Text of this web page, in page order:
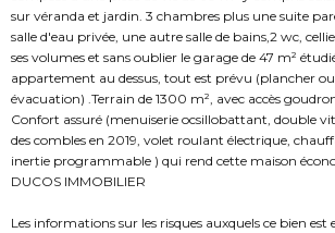
sur véranda et jardin. 3 chambres plus une suite
salle d'eau privée, une autre salle de bains,2 wc,
ses volumes et sans oublier le garage de 47 m²
appartement au dessus, tout est prévu (plancher
évacuation) .Terrain de 1300 m², avec accès
Confort assuré (menuiserie ocsillobattant, double
des combles en 2019, volet roulant électrique,
inertie programmable ) qui rend cette maison
DUCOS IMMOBILIER
Les informations sur les risques auxquels ce bien est